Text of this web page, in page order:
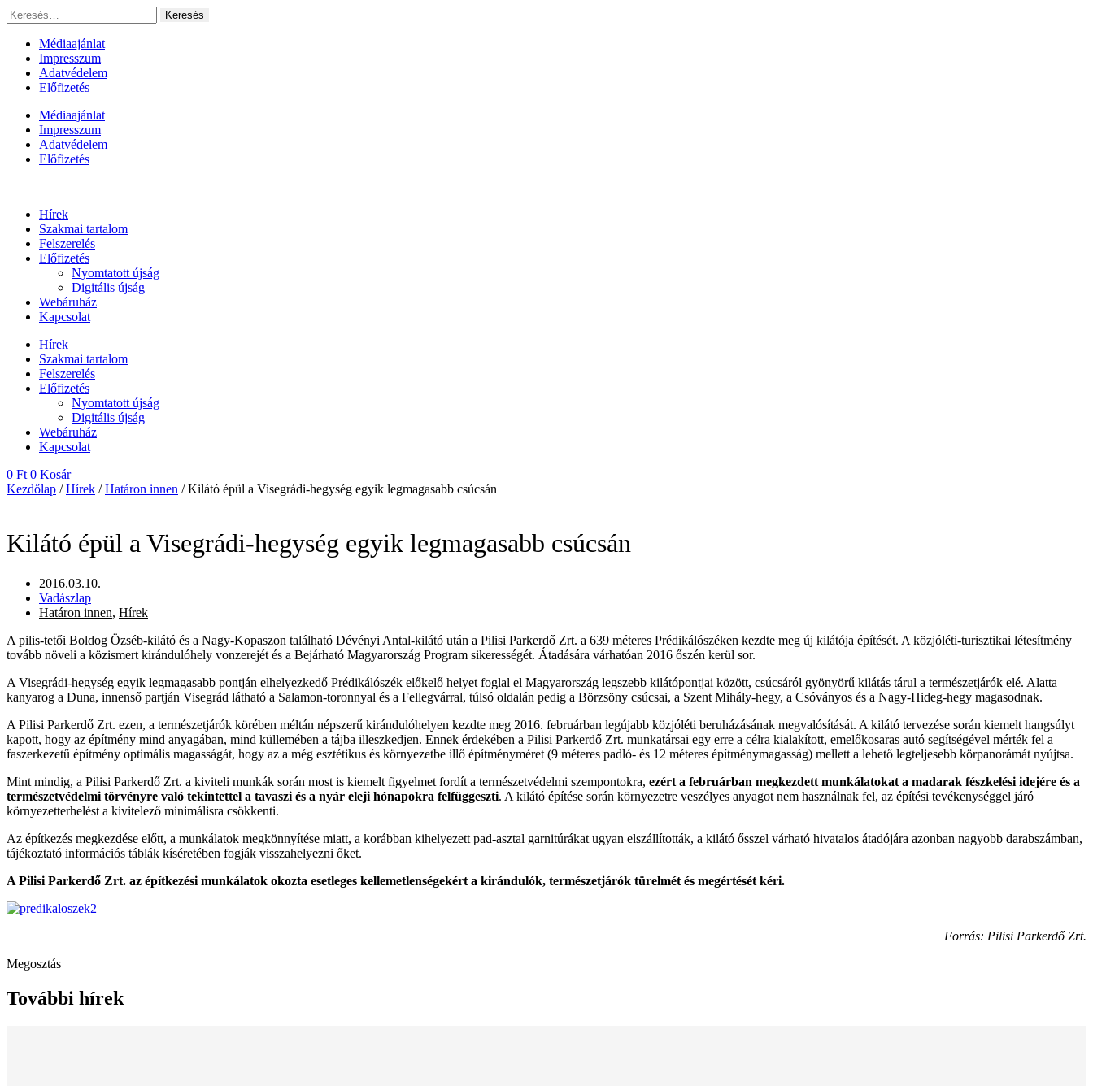
Ugrás
a
tartalomhoz
Keresés:
Médiaajánlat
Impresszum
Adatvédelem
Előfizetés
Médiaajánlat
Impresszum
Adatvédelem
Előfizetés
Hírek
Szakmai tartalom
Felszerelés
Előfizetés
Nyomtatott újság
Digitális újság
Webáruház
Kapcsolat
Hírek
Szakmai tartalom
Felszerelés
Előfizetés
Nyomtatott újság
Digitális újság
Webáruház
Kapcsolat
0 Ft 0 Kosár
Kezdőlap /Hírek /Határon innen / Kilátó épül a Visegrádi-hegység egyik legmagasabb csúcsán
Kilátó épül a Visegrádi-hegység egyik legmagasabb csúcsán
2016.03.10.
Vadászlap
Határon innen, Hírek
A pilis-tetői Boldog Özséb-kilátó és a Nagy-Kopaszon található Dévényi Antal-kilátó után a Pilisi Parkerdő Zrt. a 639 méteres Prédikálószéken kezdte meg új kilátója építését. A közjóléti-turisztikai létesítmény
tovább növeli a közismert kirándulóhely vonzerejét és a Bejárható Magyarország Program sikerességét. Átadására várhatóan 2016 őszén kerül sor.
A Visegrádi-hegység egyik legmagasabb pontján elhelyezkedő Prédikálószék előkelő helyet foglal el Magyarország legszebb kilátópontjai között, csúcsáról gyönyörű kilátás tárul a természetjárók elé. Alatta
kanyarog a Duna, innenső partján Visegrád látható a Salamon-toronnyal és a Fellegvárral, túlsó oldalán pedig a Börzsöny csúcsai, a Szent Mihály-hegy, a Csóványos és a Nagy-Hideg-hegy magasodnak.
A Pilisi Parkerdő Zrt. ezen, a természetjárók körében méltán népszerű kirándulóhelyen kezdte meg 2016. februárban legújabb közjóléti beruházásának megvalósítását. A kilátó tervezése során kiemelt hangsúlyt
kapott, hogy az építmény mind anyagában, mind küllemében a tájba illeszkedjen. Ennek érdekében a Pilisi Parkerdő Zrt. munkatársai egy erre a célra kialakított, emelőkosaras autó segítségével mérték fel a
faszerkezetű építmény optimális magasságát, hogy az a még esztétikus és környezetbe illő építményméret (9 méteres padló- és 12 méteres építménymagasság) mellett a lehető legteljesebb körpanorámát nyújtsa.
Mint mindig, a Pilisi Parkerdő Zrt. a kiviteli munkák során most is kiemelt figyelmet fordít a természetvédelmi szempontokra, ezért a februárban megkezdett munkálatokat a madarak fészkelési idejére és a
természetvédelmi törvényre való tekintettel a tavaszi és a nyár eleji hónapokra felfüggeszti. A kilátó építése során környezetre veszélyes anyagot nem használnak fel, az építési tevékenységgel járó
környezetterhelést a kivitelező minimálisra csökkenti.
Az építkezés megkezdése előtt, a munkálatok megkönnyítése miatt, a korábban kihelyezett pad-asztal garnitúrákat ugyan elszállították, a kilátó ősszel várható hivatalos átadójára azonban nagyobb darabszámban,
tájékoztató információs táblák kíséretében fogják visszahelyezni őket.
A Pilisi Parkerdő Zrt. az építkezési munkálatok okozta esetleges kellemetlenségekért a kirándulók, természetjárók türelmét és megértését kéri.
Forrás: Pilisi Parkerdő Zrt.
Megosztás
További hírek